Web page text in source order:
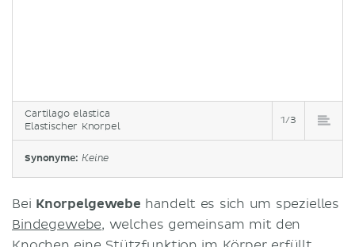
Cartilago elastica
Elastischer Knorpel
1/3
Synonyme: Keine
Bei Knorpelgewebe handelt es sich um spezielles
Bindegewebe, welches gemeinsam mit den